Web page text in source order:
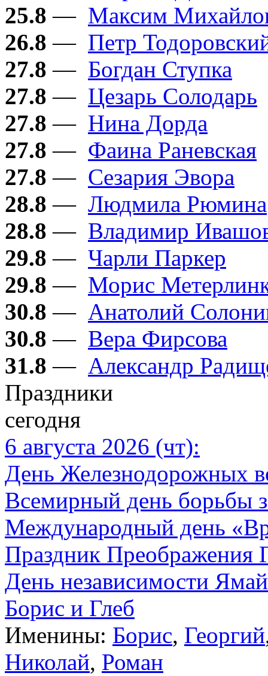
25.8 — Максим
26.8 — Петр
27.8 — Богдан Ступка
27.8 — Цезарь Солодарь
27.8 — Нина Дорда
27.8 — Фаина Раневская
27.8 — Сезария Эвора
28.8 — Людмила Рюмина
28.8 — Владимир
29.8 — Чарли Паркер
29.8 — Морис
30.8 — Анатолий
30.8 — Вера Фирсова
31.8 — Александр
Праздники
сегодня
6 августа 2026 (чт):
День Железнодорожных
Всемирный день борьбы
Международный день
Праздник Преображения
День независимости
Борис и Глеб
Именины: Борис, Георгий
Николай, Роман